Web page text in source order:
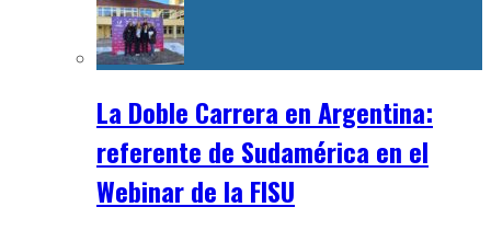
La Doble Carrera en Argentina:
referente de Sudamérica en el
Webinar de la FISU